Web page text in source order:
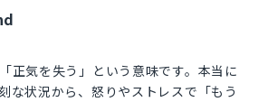
正気を失う」という意味です。本当に
な状況から、怒りやストレスで「もう